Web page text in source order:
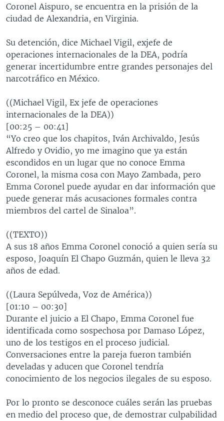
Coronel Aispuro, se encuentra en la prisión de la
ciudad de Alexandria, en Virginia.
Su detención, dice Michael Vigil, exjefe de
operaciones internacionales de la DEA, podría
generar incertidumbre entre grandes personajes del
narcotráfico en México.
((Michael Vigil, Ex jefe de operaciones
internacionales de la DEA))
[00:25 – 00:41]
“Yo creo que los chapitos, Iván Archivaldo, Jesús
Alfredo y Ovidio, yo me imagino que ya están
escondidos en un lugar que no conoce Emma
Coronel, la misma cosa con Mayo Zambada, pero
Emma Coronel puede ayudar en dar información que
puede generar más acusaciones formales contra
miembros del cartel de Sinaloa”.
((TEXTO))
A sus 18 años Emma Coronel conoció a quien sería su
esposo, Joaquín El Chapo Guzmán, quien le lleva 32
años de edad.
((Laura Sepúlveda, Voz de América))
[01:10 – 00:30]
Durante el juicio a El Chapo, Emma Coronel fue
identificada como sospechosa por Damaso López,
uno de los testigos en el proceso judicial.
Conversaciones entre la pareja fueron también
develadas y aducen que Coronel tendría
conocimiento de los negocios ilegales de su esposo.
Por lo pronto se desconoce cuáles serán las pruebas
en medio del proceso que, de demostrar culpabilidad